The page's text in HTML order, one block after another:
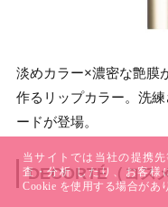
淡めカラー×濃密な艶膜
作るリップカラー。洗
ードが登場。
DECORTÉ（コス
当サイトでは当社の提携
査・分析 したり、お客様
Cookie を使用する場合があ